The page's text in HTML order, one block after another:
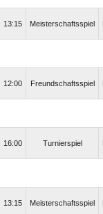
13:15 Meisterschaftsspiel
12:00 Freundschaftsspiel
16:00 Turnierspiel
13:15 Meisterschaftsspiel